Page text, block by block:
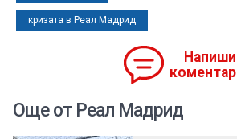
кризата в Реал Мадрид
Напиши
коментар
Още от Реал Мадрид